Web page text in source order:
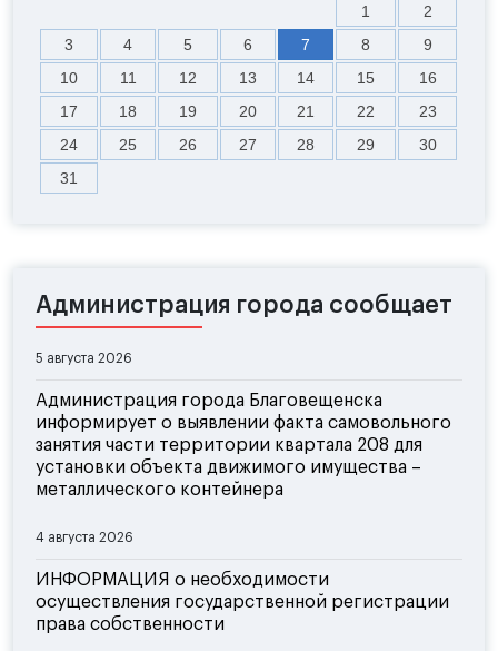
1
2
3
4 5 6 7 8
9
10
11 12 13 14 15
16
17
18 19 20 21 22
23
24
25 26 27 28 29
30
31
Администрация города сообщает
5 августа 2026
Администрация города Благовещенска
информирует о выявлении факта самовольного
занятия части территории квартала 208 для
установки объекта движимого имущества –
металлического контейнера
4 августа 2026
ИНФОРМАЦИЯ о необходимости
осуществления государственной регистрации
права собственности